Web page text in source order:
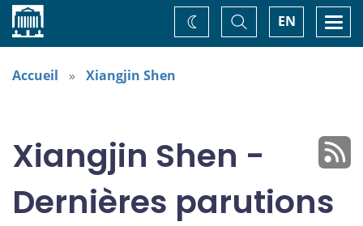
Accueil EN
Basculer
la
recherche
Changez
de
Accueil Xiangjin Shen
Xiangjin Shen -
Dernières parutions